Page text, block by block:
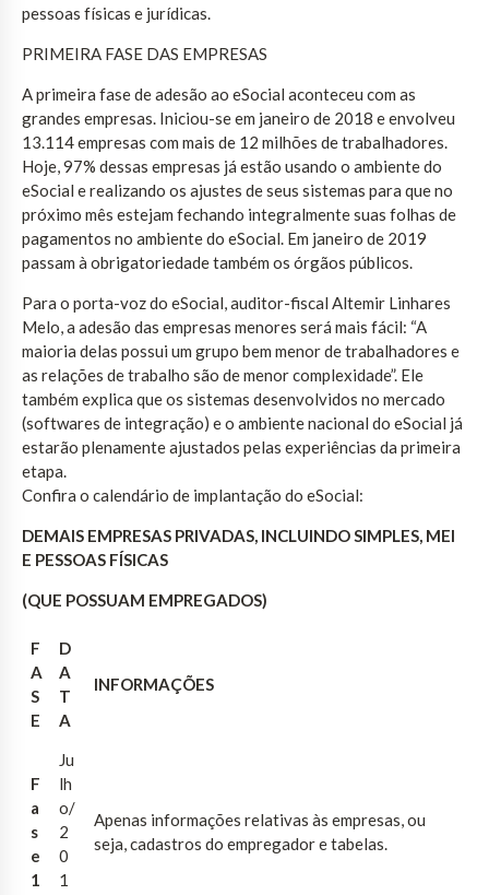
pessoas físicas e jurídicas.
PRIMEIRA FASE DAS EMPRESAS
A primeira fase de adesão ao eSocial aconteceu com as
grandes empresas. Iniciou-se em janeiro de 2018 e envolveu
13.114 empresas com mais de 12 milhões de trabalhadores.
Hoje, 97% dessas empresas já estão usando o ambiente do
eSocial e realizando os ajustes de seus sistemas para que no
próximo mês estejam fechando integralmente suas folhas de
pagamentos no ambiente do eSocial. Em janeiro de 2019
passam à obrigatoriedade também os órgãos públicos.
Para o porta-voz do eSocial, auditor-fiscal Altemir Linhares
Melo, a adesão das empresas menores será mais fácil: “A
maioria delas possui um grupo bem menor de trabalhadores e
as relações de trabalho são de menor complexidade”. Ele
também explica que os sistemas desenvolvidos no mercado
(softwares de integração) e o ambiente nacional do eSocial já
estarão plenamente ajustados pelas experiências da primeira
etapa.
Confira o calendário de implantação do eSocial:
DEMAIS EMPRESAS PRIVADAS, INCLUINDO SIMPLES, MEI
E PESSOAS FÍSICAS
(QUE POSSUAM EMPREGADOS)
F
A
S
E
D
A
T
A
INFORMAÇÕES
F
a
s
e
1
Ju
lh
o/
2
0
1
Apenas informações relativas às empresas, ou
seja, cadastros do empregador e tabelas.